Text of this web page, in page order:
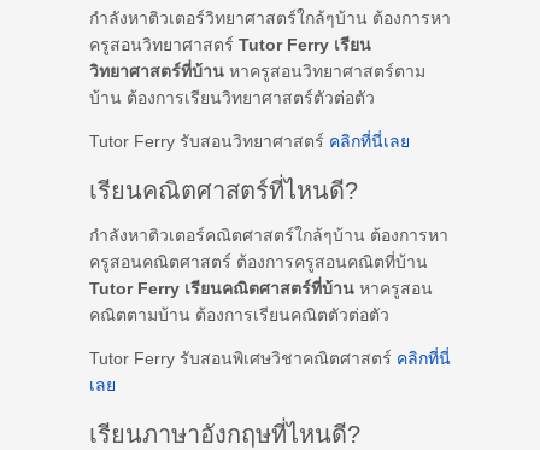
กำลังหาติวเตอร์วิทยาศาสตร์ใกล้ๆบ้าน ต้องการหา
ครูสอนวิทยาศาสตร์ Tutor Ferry เรียน
วิทยาศาสตร์ที่บ้าน หาครูสอนวิทยาศาสตร์ตาม
บ้าน ต้องการเรียนวิทยาศาสตร์ตัวต่อตัว
Tutor Ferry รับสอนวิทยาศาสตร์ คลิกที่นี่เลย
เรียนคณิตศาสตร์ที่ไหนดี?
กำลังหาติวเตอร์คณิตศาสตร์ใกล้ๆบ้าน ต้องการหา
ครูสอนคณิตศาสตร์ ต้องการครูสอนคณิตที่บ้าน
Tutor Ferry เรียนคณิตศาสตร์ที่บ้าน หาครูสอน
คณิตตามบ้าน ต้องการเรียนคณิตตัวต่อตัว
Tutor Ferry รับสอนพิเศษวิชาคณิตศาสตร์ คลิกที่นี่
เลย
เรียนภาษาอังกฤษที่ไหนดี?